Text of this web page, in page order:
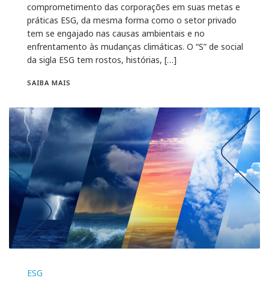
comprometimento das corporações em suas metas e
práticas ESG, da mesma forma como o setor privado
tem se engajado nas causas ambientais e no
enfrentamento às mudanças climáticas. O “S” de social
da sigla ESG tem rostos, histórias, […]
SAIBA MAIS
ESG